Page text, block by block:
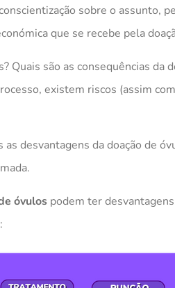
sobre o assunto,
ómica que se recebe pela
são as consequências da
existem riscos (assim
desvantagens da doação de
óvulos podem ter